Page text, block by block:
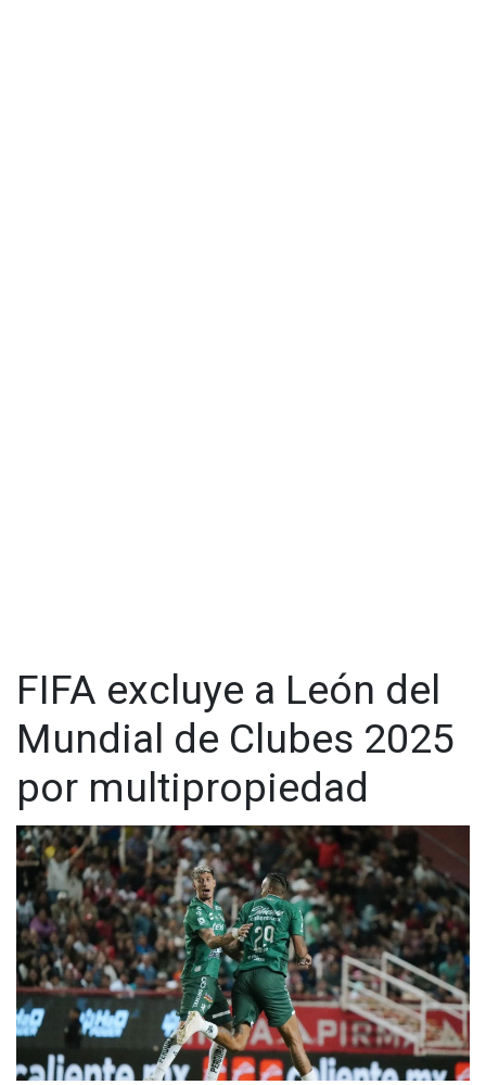
FIFA excluye a León del
Mundial de Clubes 2025
por multipropiedad